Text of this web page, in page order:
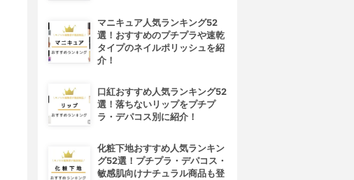
マニキュア人気ランキング52
選！おすすめのプチプラや速乾
タイプのネイルポリッシュを紹
介！
口紅おすすめ人気ランキング52
選！落ちないリップをプチプ
ラ・デパコス別に紹介！
化粧下地おすすめ人気ランキン
グ52選！プチプラ・デパコス・
敏感肌向けナチュラル商品も登